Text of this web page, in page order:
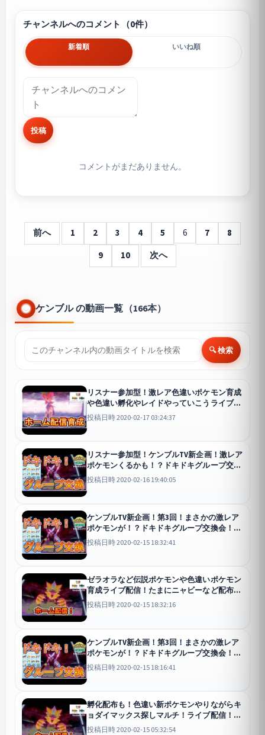
チャンネルへのコメント（0件）
新着順 いいね順
投稿
コメントがまだありません。
前へ 1 2 3 4 5 6 7
8
9
10 次へ
ケンブル の動画一覧（166本）
🔍 検索
リスナー参加型！激レア色違いポケモン育成
や色違い孵化やレイドやっていこうライブ配
信！【POKEMONSOWRDSIELDポケモンソー
ドシールド】
投稿日時 2020-02-17 03:24:37
リスナー参加型！ケンブルTV新企画！激レア
ポケモンくるかも！？ドキドキグループ交換
会！ライブ配信！PART5【ポケモンホーム】
投稿日時 2020-02-16 19:40:05
ケンブルTV新企画！第3回！まさかの激レア
ポケモンが！？ドキドキグループ交換会！ラ
イブ配信！【ポケモンホーム】
投稿日時 2020-02-15 18:32:41
ゼラオラなど伝説ポケモンや色違いポケモン
育成ライブ配信！たまにニャビーなど配布や
レイドも！【POKEMONSOWRDSIELDポケモ
ンソードシールド】
投稿日時 2020-02-15 18:32:16
ケンブルTV新企画！第3回！まさかの激レア
ポケモンが！？ドキドキグループ交換会！ラ
イブ配信！【ポケモンホーム】
投稿日時 2020-02-15 18:16:41
孵化配布も！色違い新ポケモンやりながらキ
ョダイマックス探しマルチ！ライブ配信！
【ポケモンホーム】
投稿日時 2020-02-15 05:32:54